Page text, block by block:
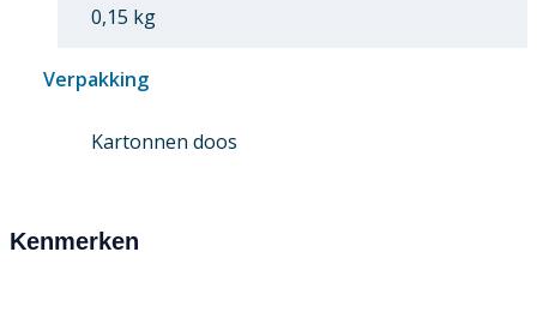
0,15 kg
Verpakking
Kartonnen doos
Kenmerken